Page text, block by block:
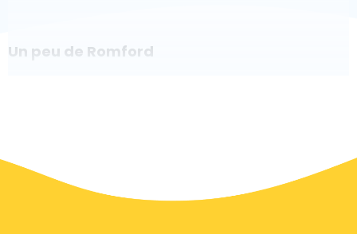
Un peu de Romford
même à la demande. Bien que nous vous
recommandons de réserver votre transfert aéroport